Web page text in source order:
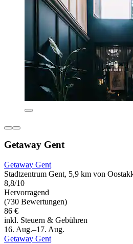
Getaway Gent
Getaway Gent
Stadtzentrum Gent, 5,9 km von
8,8/10
Hervorragend
(730 Bewertungen)
86 €
inkl. Steuern & Gebühren
16. Aug.–17. Aug.
Getaway Gent